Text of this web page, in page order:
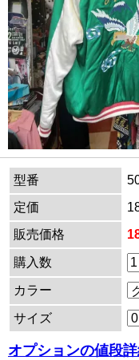
型番
定価
販売価格
購入数
カラー
サイズ
オプションの値段